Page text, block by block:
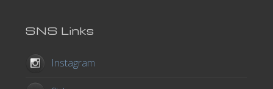
SNS Links
Instagram